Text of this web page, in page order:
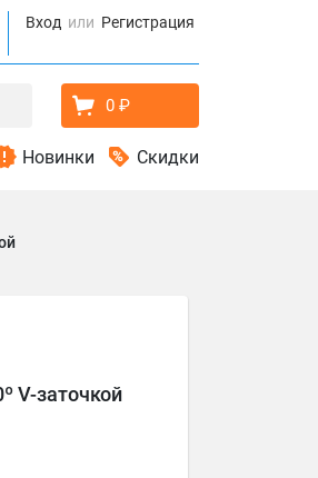
Вход Регистрация
0 ₽
Новинки Скидки
V-заточкой